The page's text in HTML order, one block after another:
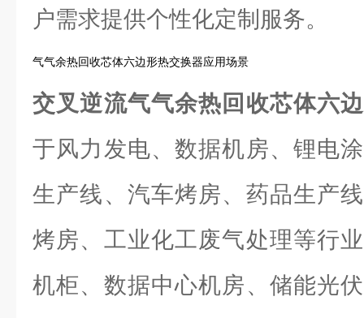
户需求提供个性化定制服务。
气气余热回收芯体六边形热交换器应用场景
交叉逆流气气余热回收芯体六
于风力发电、数据机房、锂电
生产线、汽车烤房、药品生产
烤房、工业化工废气处理等行
机柜、数据中心机房、储能光